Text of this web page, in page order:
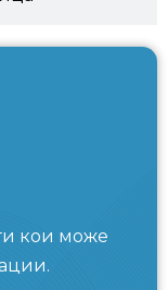
кои може